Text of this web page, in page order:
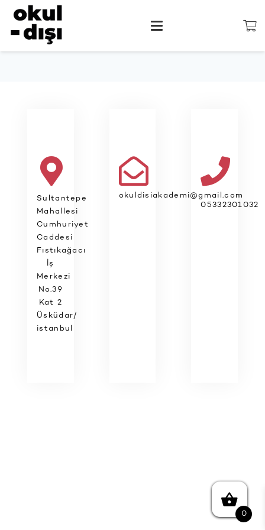
Sultantepe
Mahallesi
Cumhuriyet
Caddesi
Fıstıkağacı
İş
Merkezi
No.39
Kat 2
Üsküdar/
istanbul
okuldisiakademi@gmail.com
05332301032
0